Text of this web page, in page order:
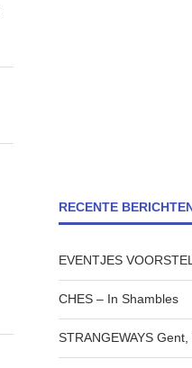
RECENTE
EVENTJES
CHES – In Shambles
STRANGEWAYS